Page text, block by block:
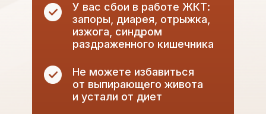
У вас сбои в работе ЖКТ:
запоры, диарея, отрыжка,
изжога, синдром
раздраженного кишечника
Не можете избавиться
от выпирающего живота
и устали от диет